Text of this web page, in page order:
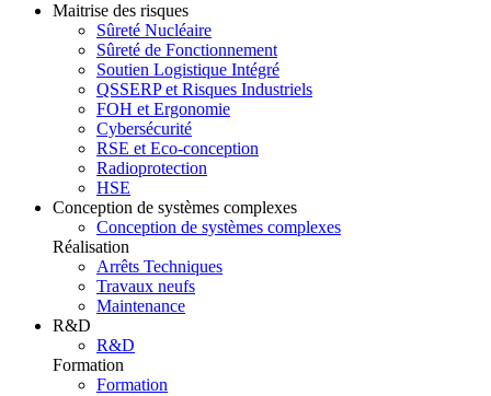
Maitrise des risques
Sûreté Nucléaire
Sûreté de Fonctionnement
Soutien Logistique Intégré
QSSERP et Risques Industriels
FOH et Ergonomie
Cybersécurité
RSE et Eco-conception
Radioprotection
HSE
Conception de systèmes complexes
Conception de systèmes complexes
Réalisation
Arrêts Techniques
Travaux neufs
Maintenance
R&D
R&D
Formation
Formation